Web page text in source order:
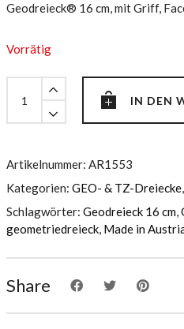
Geodreieck® 16 cm, mit Griff,
Vorrätig
Geodreieck®
cm,
quantity
IN DEN
Artikelnummer: AR1553
Kategorien: GEO- & TZ-Dreiecke,
Schlagwörter: Geodreieck 16 cm,
geometriedreieck, Made in
Share